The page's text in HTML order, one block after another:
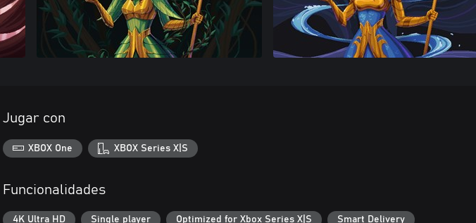
Jugar con
XBOX One XBOX Series X|S
Funcionalidades
4K Ultra HD Single player Optimized for Xbox Series X|S Smart Delivery